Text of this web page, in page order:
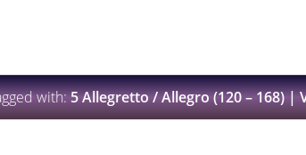
with:5 Allegretto / Allegro (120 – 168) |